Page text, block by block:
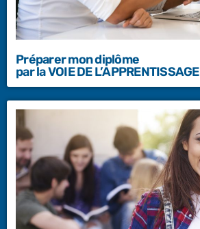
Préparer mon diplôme
par la VOIE DE L’APPRENTISSAGE